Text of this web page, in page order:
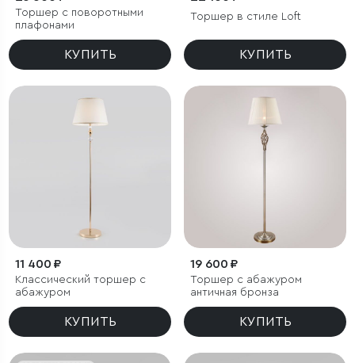
Торшер с поворотными
плафонами
КУПИТЬ
Торшер в стиле Loft
КУПИТЬ
11 400 ₽
Классический торшер с
абажуром
КУПИТЬ
19 600 ₽
Торшер с абажуром
античная бронза
КУПИТЬ